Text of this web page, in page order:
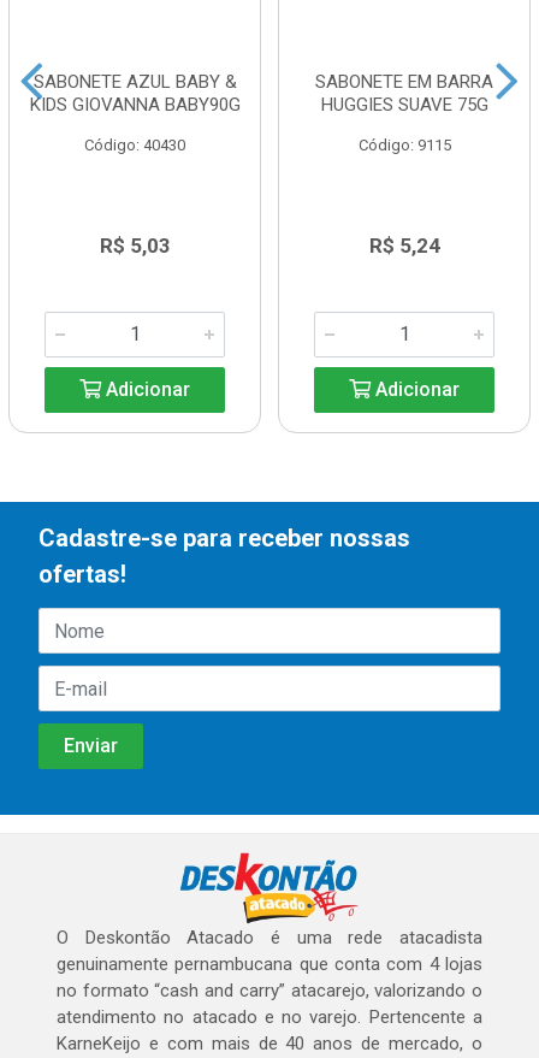
SABONETE AZUL BABY &
KIDS GIOVANNA BABY90G
Código: 40430
R$ 5,03
Adicionar
SABONETE EM BARRA
HUGGIES SUAVE 75G
Código: 9115
R$ 5,24
Adicionar
Cadastre-se para receber nossas
ofertas!
O Deskontão Atacado é uma rede atacadista
genuinamente pernambucana que conta com 4 lojas
no formato “cash and carry” atacarejo, valorizando o
atendimento no atacado e no varejo. Pertencente a
KarneKeijo e com mais de 40 anos de mercado, o